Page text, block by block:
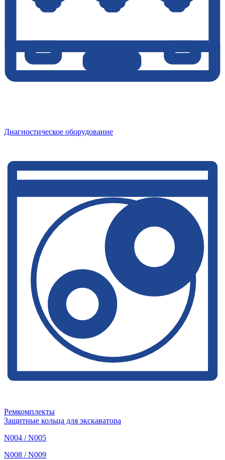
Диагностическое оборудование
Ремкомплекты
Защитные кольца для экскаватора
N004 / N005
N008 / N009